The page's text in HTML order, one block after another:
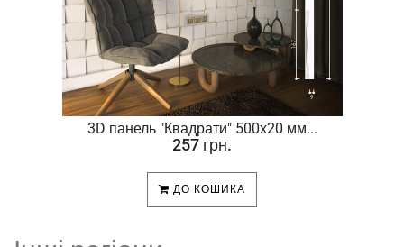
3D панель "Квадрати" 500х20 мм...
257 грн.
ДО КОШИКА